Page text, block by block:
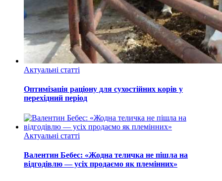
Актуальні статті
Оптимізація раціону для сухостійних корів у
перехідний період
Актуальні статті
Валентин Бебес: «Жодна теличка не пішла на
відгодівлю — усіх продаємо як племінних»